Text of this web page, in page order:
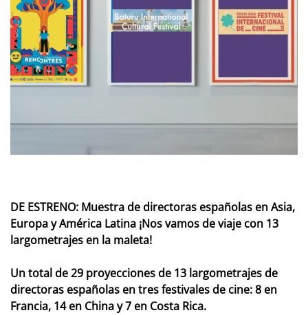
DE ESTRENO: Muestra de directoras españolas en Asia,
Europa y América Latina ¡Nos vamos de viaje con 13
largometrajes en la maleta!
Un total de 29 proyecciones de 13 largometrajes de
directoras españolas en tres festivales de cine: 8 en
Francia, 14 en China y 7 en Costa Rica.